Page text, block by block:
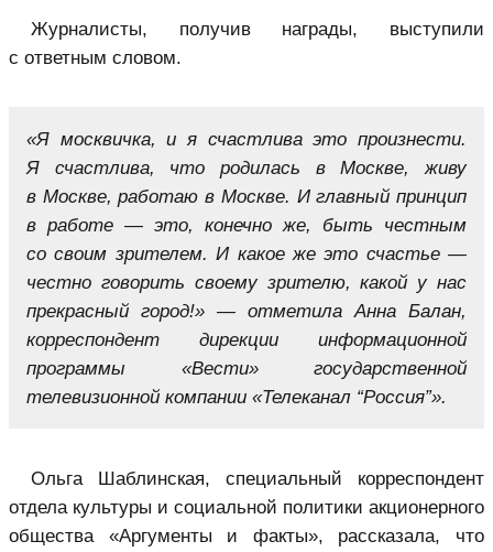
Журналисты, получив награды, выступили
с ответным словом.
«Я москвичка, и я счастлива это произнести.
Я счастлива, что родилась в Москве, живу
в Москве, работаю в Москве. И главный принцип
в работе — это, конечно же, быть честным
со своим зрителем. И какое же это счастье —
честно говорить своему зрителю, какой у нас
прекрасный город!» — отметила Анна Балан,
корреспондент дирекции информационной
программы «Вести» государственной
телевизионной компании «Телеканал “Россия”».
Ольга Шаблинская, специальный корреспондент
отдела культуры и социальной политики акционерного
общества «Аргументы и факты», рассказала, что